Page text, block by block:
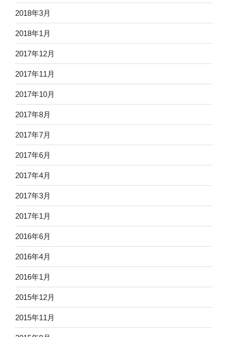
2018年3月
2018年1月
2017年12月
2017年11月
2017年10月
2017年8月
2017年7月
2017年6月
2017年4月
2017年3月
2017年1月
2016年6月
2016年4月
2016年1月
2015年12月
2015年11月